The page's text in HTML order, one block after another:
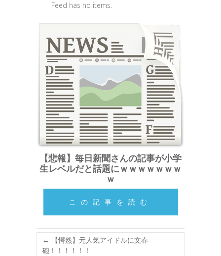
Feed has no items.
【悲報】毎日新聞さんの記事が小学
生レベルだと話題にｗｗｗｗｗｗｗ
ｗ
この記事を読む
←
【愕然】元人気アイドルに文春
砲！！！！！！